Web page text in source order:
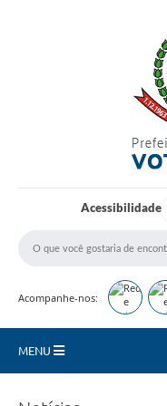
Acessibilidade
Acompanhe-nos:
MENU